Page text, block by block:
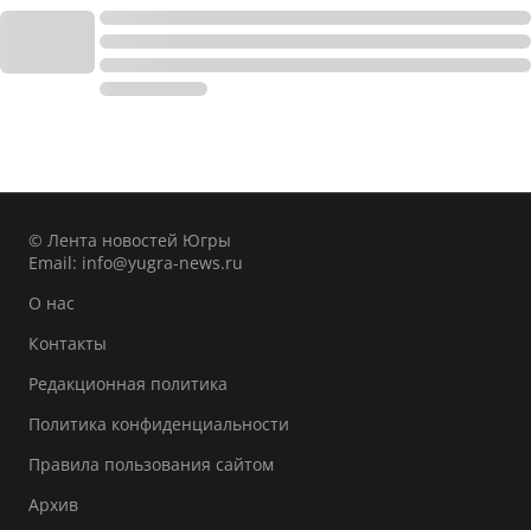
© Лента новостей Югры
Email: info@yugra-news.ru
О нас
Контакты
Редакционная политика
Политика конфиденциальности
Правила пользования сайтом
Архив